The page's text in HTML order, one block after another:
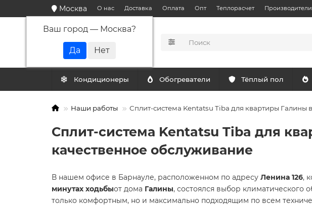
Москва
Ваш город — Москва?
О нас Доставка Оплата Опт Теплорасчет Производители
Кондиционеры Обогреватели Тёплый пол
Наши работы Сплит-система Kentatsu Tiba для квартиры Галины
Сплит-система Kentatsu Tiba для
качественное обслуживание
В нашем офисе в Барнауле, расположенном по адресу Ленина 126,
минутах ходьбыот дома Галины, состоялся выбор климатического
только комфортным, но и максимально подходящим по всем